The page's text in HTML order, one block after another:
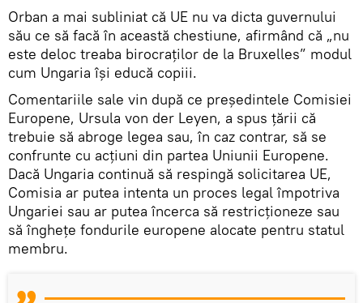
Orban a mai subliniat că UE nu va dicta guvernului
său ce să facă în această chestiune, afirmând că „nu
este deloc treaba birocraților de la Bruxelles” modul
cum Ungaria își educă copiii.
Comentariile sale vin după ce președintele Comisiei
Europene, Ursula von der Leyen, a spus țării că
trebuie să abroge legea sau, în caz contrar, să se
confrunte cu acţiuni din partea Uniunii Europene.
Dacă Ungaria continuă să respingă solicitarea UE,
Comisia ar putea intenta un proces legal împotriva
Ungariei sau ar putea încerca să restricționeze sau
să înghețe fondurile europene alocate pentru statul
membru.